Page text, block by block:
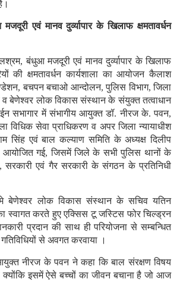
एवं मानव दुर्व्यापार के खिलाफ क्षमतावर्धन
बंधुआ मजदूरी एवं मानव दुर्व्यापार के खिलाफ
की क्षमतावर्धन कार्यशाला का आयोजन कैलाश
बचपन बचाओ आन्दोलन, पुलिस विभाग, जिला
व बेणेश्वर लोक विकास संस्थान के संयुक्त तत्वाधान
सभागार में संभागीय आयुक्त डॉ. नीरज के. पवन,
विधिक सेवा प्राधिकरण व अपर जिला न्यायाधीश
सिंह एवं बाल कल्याण समिति के अध्यक्ष दिलीप
आयोजित गई, जिसमें जिले के सभी पुलिस थानों के
सरकारी एवं गैर सरकारी के संगठन के प्रतिनिधी
मे बेणेश्वर लोक विकास संस्थान के सचिव यतिन
स्वागत करते हुए एक्सिस टू जस्टिस फोर चिल्ड्रन
प्रदान की साथ ही परियोजना से सम्बन्धित
से अवगत करवाया ।
नीरज के पवन ने कहा कि बाल संरक्षण विषय
इसमें ऐसे बच्चों का जीवन बचाना है जो आज